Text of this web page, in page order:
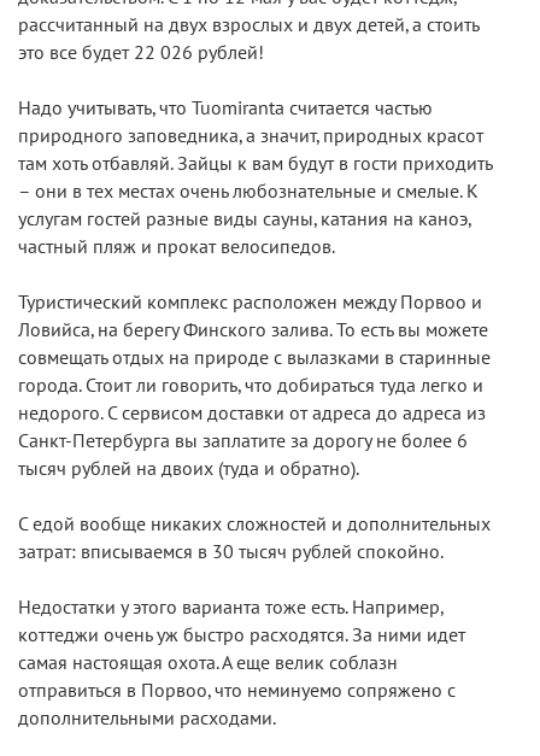
рассчитанный на двух взрослых и двух детей, а стоить
это все будет 22 026 рублей!
Надо учитывать, что Tuomiranta считается частью
природного заповедника, а значит, природных красот
там хоть отбавляй. Зайцы к вам будут в гости приходить
– они в тех местах очень любознательные и смелые. К
услугам гостей разные виды сауны, катания на каноэ,
частный пляж и прокат велосипедов.
Туристический комплекс расположен между Порвоо и
Ловийса, на берегу Финского залива. То есть вы можете
совмещать отдых на природе с вылазками в старинные
города. Стоит ли говорить, что добираться туда легко и
недорого. С сервисом доставки от адреса до адреса из
Санкт-Петербурга вы заплатите за дорогу не более 6
тысяч рублей на двоих (туда и обратно).
С едой вообще никаких сложностей и дополнительных
затрат: вписываемся в 30 тысяч рублей спокойно.
Недостатки у этого варианта тоже есть. Например,
коттеджи очень уж быстро расходятся. За ними идет
самая настоящая охота. А еще велик соблазн
отправиться в Порвоо, что неминуемо сопряжено с
дополнительными расходами.